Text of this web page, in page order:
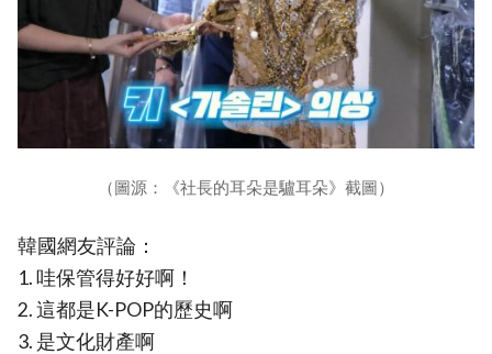
（圖源：《社長的耳朵是驢耳朵》截圖）
韓國網友評論：
1. 哇保管得好好啊！
2. 這都是K-POP的歷史啊
3. 是文化財產啊